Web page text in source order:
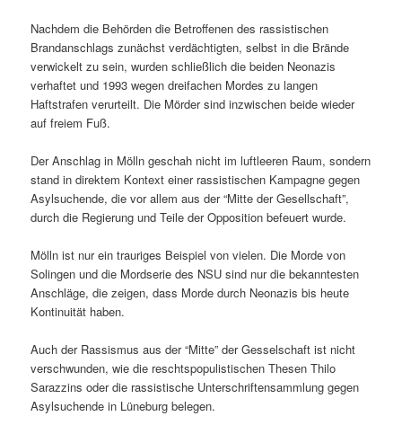
Nachdem die Behörden die Betroffenen des rassistischen
Brandanschlags zunächst verdächtigten, selbst in die Brände
verwickelt zu sein, wurden schließlich die beiden Neonazis
verhaftet und 1993 wegen dreifachen Mordes zu langen
Haftstrafen verurteilt. Die Mörder sind inzwischen beide wieder
auf freiem Fuß.
Der Anschlag in Mölln geschah nicht im luftleeren Raum, sondern
stand in direktem Kontext einer rassistischen Kampagne gegen
Asylsuchende, die vor allem aus der “Mitte der Gesellschaft”,
durch die Regierung und Teile der Opposition befeuert wurde.
Mölln ist nur ein trauriges Beispiel von vielen. Die Morde von
Solingen und die Mordserie des NSU sind nur die bekanntesten
Anschläge, die zeigen, dass Morde durch Neonazis bis heute
Kontinuität haben.
Auch der Rassismus aus der “Mitte” der Gesselschaft ist nicht
verschwunden, wie die reschtspopulistischen Thesen Thilo
Sarazzins oder die rassistische Unterschriftensammlung gegen
Asylsuchende in Lüneburg belegen.